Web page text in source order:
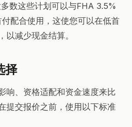
数这些计划可以与FHA 3.5%
配合使用，这使您可以在低首
以减少现金结算。
择
响、资格适配和资金速度来比
提交报价之前，使用以下标准